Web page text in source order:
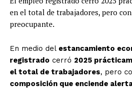
en el total de trabajadores, pero
preocupante.
En medio del estancamiento
registrado cerró 2025
el total de trabajadores, pero
composición que enciende